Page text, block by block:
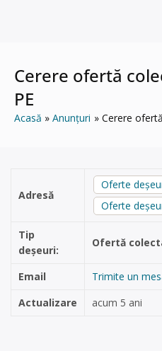
Cerere ofertă
PE
Acasă Anunțuri Cerere
Adresă
Oferte
Oferte
Tip
deșeuri:
Ofertă
Email
Trimite un
Actualizare
acum 5 ani